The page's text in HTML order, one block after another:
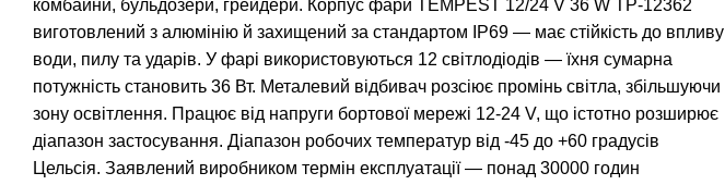
комбайни, бульдозери, грейдери. Корпус фари TEMPEST 12/24 V 36 W TP-12362
виготовлений з алюмінію й захищений за стандартом IP69 — має стійкість до впливу
води, пилу та ударів. У фарі використовуються 12 світлодіодів — їхня сумарна
потужність становить 36 Вт. Металевий відбивач розсіює промінь світла, збільшуючи
зону освітлення. Працює від напруги бортової мережі 12-24 V, що істотно розширює
діапазон застосування. Діапазон робочих температур від -45 до +60 градусів
Цельсія. Заявлений виробником термін експлуатації — понад 30000 годин